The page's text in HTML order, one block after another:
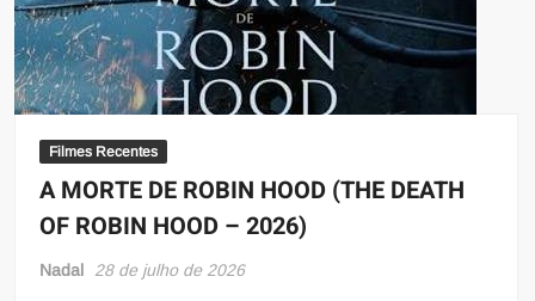
Filmes Recentes
A MORTE DE ROBIN HOOD (THE DEATH
OF ROBIN HOOD – 2026)
Nadal 28 de julho de 2026